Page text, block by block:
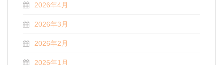
2026年4月
2026年3月
2026年2月
2026年1月